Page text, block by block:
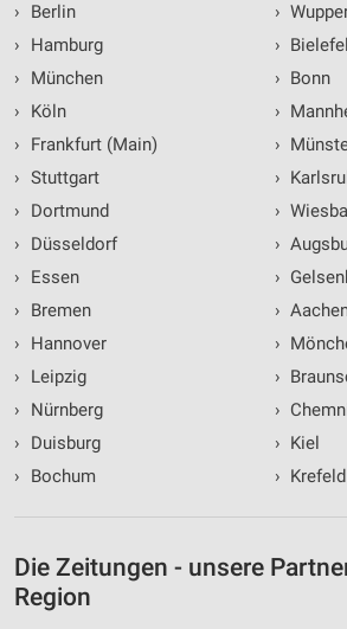
›
Berlin
›
Hamburg
›
München
›
Köln
›
Frankfurt (Main)
› Stuttgart
›
Dortmund
›
Düsseldorf
›
Essen
›
Bremen
›
Hannover
›
Leipzig
›
Nürnberg
›
Duisburg
›
Bochum
›
›
› Bonn
›
›
›
›
›
›
›
›
›
›
› Kiel
› Krefeld
Die Zeitungen - unsere
Region